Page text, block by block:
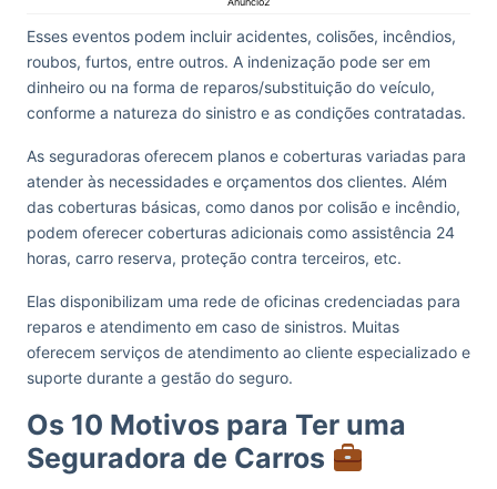
Esses eventos podem incluir acidentes, colisões, incêndios,
roubos, furtos, entre outros. A indenização pode ser em
dinheiro ou na forma de reparos/substituição do veículo,
conforme a natureza do sinistro e as condições contratadas.
As seguradoras oferecem planos e coberturas variadas para
atender às necessidades e orçamentos dos clientes. Além
das coberturas básicas, como danos por colisão e incêndio,
podem oferecer coberturas adicionais como assistência 24
horas, carro reserva, proteção contra terceiros, etc.
Elas disponibilizam uma rede de oficinas credenciadas para
reparos e atendimento em caso de sinistros. Muitas
oferecem serviços de atendimento ao cliente especializado e
suporte durante a gestão do seguro.
Os 10 Motivos para Ter uma
Seguradora de Carros